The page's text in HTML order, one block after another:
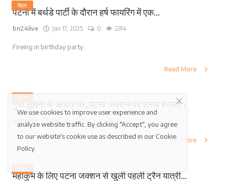
बिहार
पटना में बर्थडे पार्टी के दौरान हर्ष फायरिंग में एक...
bn24live Jan 17, 2025 0 2314
Fireing in birthday party
Read More
गुप्त सूचना के आधार पर, पटना जक्शन पर शराब बरामद।
bn24live Jan 10, 2025 0 1078
Read More
महाकुंभ के लिए पटना जक्शन से खुली पहली ट्रैन यात्री...
We use cookies to improve user experience and
analyze website traffic. By clicking “Accept“, you agree
to our website's cookie use as described in our Cookie
Policy